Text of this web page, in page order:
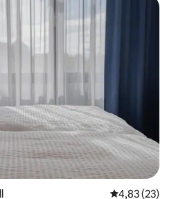
4,83 de uma
4,83 (23)